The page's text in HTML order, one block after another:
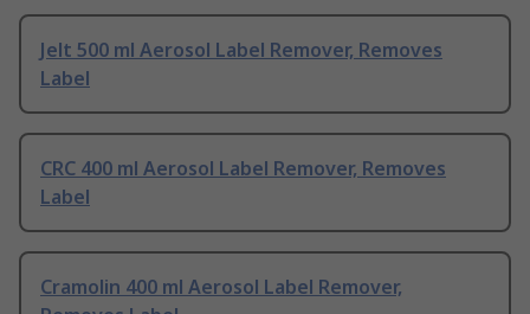
Jelt 500 ml Aerosol Label Remover, Removes
Label
CRC 400 ml Aerosol Label Remover, Removes
Label
Cramolin 400 ml Aerosol Label Remover,